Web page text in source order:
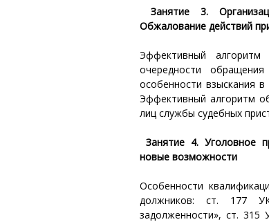
Занятие 3.
Обжалование действий
Эффективный алгоритм
очередности
особенности взыскания
Эффективный алгоритм
лиц службы судебных
Занятие 4. Уголовное
новые возможности
Особенности
должников: ст. 177
задолженности», ст. 315